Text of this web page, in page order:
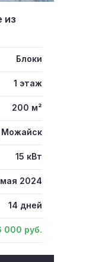
из
14 дней
Блоки
200 м²
15 кВт
2024
Можайск
1 этаж
000 руб.